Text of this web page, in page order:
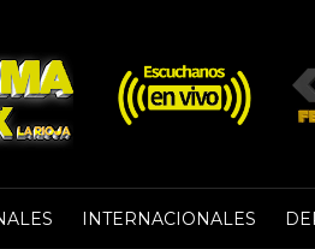
INTERNACIONALES